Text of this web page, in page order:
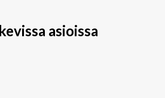
asioissa